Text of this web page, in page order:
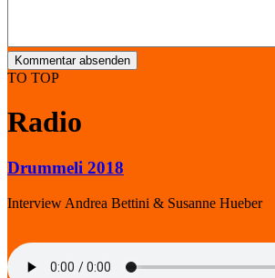
Kommentar absenden
TO TOP
Radio
Drummeli 2018
Interview Andrea Bettini & Susanne Hueber